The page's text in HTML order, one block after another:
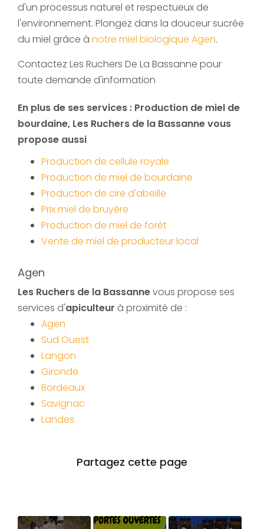
d'un processus naturel et respectueux de
l'environnement. Plongez dans la douceur sucrée
du miel grâce à notre miel biologique Agen.
Contactez Les Ruchers De La Bassanne pour
toute demande d'information
En plus de ses services : Production de miel de
bourdaine, Les Ruchers de la Bassanne vous
propose aussi
Production de cellule royale
Production de miel de bourdaine
Production de cire d'abeille
Prix miel de bruyère
Production de miel de forêt
Vente de miel de producteur local
Agen
Les Ruchers de la Bassannevous propose ses
services d'apiculteur à proximité de :
Agen
Sud Ouest
Langon
Gironde
Bordeaux
Savignac
Landes